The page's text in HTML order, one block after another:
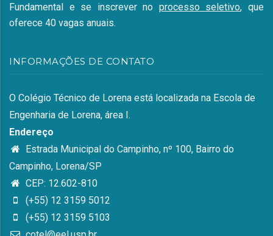
Fundamental e se inscrever no processo seletivo, que
oferece 40 vagas anuais.
INFORMAÇÕES DE CONTATO
O Colégio Técnico de Lorena está localizada na Escola de
Engenharia de Lorena, área I.
Endereço
Estrada Municipal do Campinho, nº 100, Bairro do
Campinho, Lorena/SP
CEP: 12.602-810
(+55) 12 3159 5012
(+55) 12 3159 5103